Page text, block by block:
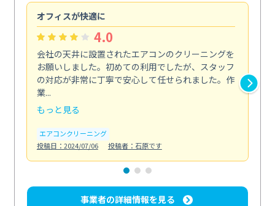
オフィスが快適に
4.0
会社の天井に設置されたエアコンのクリーニングを
お願いしました。初めての利用でしたが、スタッフ
の対応が非常に丁寧で安心して任せられました。作
業...
もっと見る
エアコンクリーニング
投稿日：2024/07/06
投稿者：石原です
事業者の詳細情報を見る